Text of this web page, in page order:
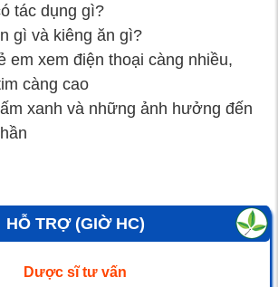
tác dụng gì?
gì và kiêng ăn gì?
em xem điện thoại càng nhiều,
càng cao
xanh và những ảnh hưởng đến
HỖ TRỢ (GIỜ HC)
Dược sĩ tư vấn